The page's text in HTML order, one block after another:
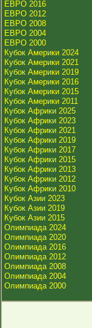
ЕВРО 2016
ЕВРО 2012
ЕВРО 2008
ЕВРО 2004
ЕВРО 2000
Кубок Америки 2024
Кубок Америки 2021
Кубок Америки 2019
Кубок Америки 2016
Кубок Америки 2015
Кубок Америки 2011
Кубок Африки 2025
Кубок Африки 2023
Кубок Африки 2021
Кубок Африки 2019
Кубок Африки 2017
Кубок Африки 2015
Кубок Африки 2013
Кубок Африки 2012
Кубок Африки 2010
Кубок Азии 2023
Кубок Азии 2019
Кубок Азии 2015
Олимпиада 2024
Олимпиада 2020
Олимпиада 2016
Олимпиада 2012
Олимпиада 2008
Олимпиада 2004
Олимпиада 2000